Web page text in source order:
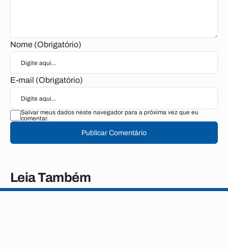
Nome (Obrigatório)
E-mail (Obrigatório)
Salvar meus dados neste navegador para a próxima vez que eu
comentar.
Publicar Comentário
Leia Também